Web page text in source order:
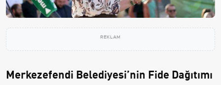
REKLAM
Merkezefendi Belediyesi’nin Fide Dağıtımı